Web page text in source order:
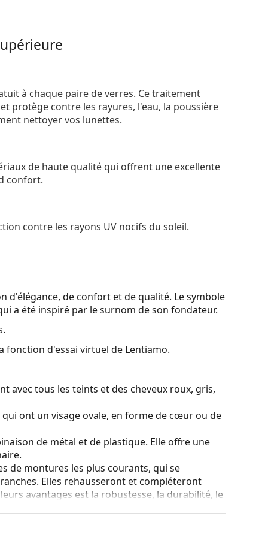
à chaque paire de verres. Ce traitement
protège contre les rayures, l'eau, la poussière
nettoyer vos lunettes.
de haute qualité qui offrent une excellente
confort.
contre les rayons UV nocifs du soleil.
d'élégance, de confort et de qualité. Le symbole
a été inspiré par le surnom de son fondateur.
fonction d'essai virtuel de Lentiamo.
avec tous les teints et des cheveux roux, gris,
ont un visage ovale, en forme de cœur ou de
de métal et de plastique. Elle offre une
de montures les plus courants, qui se
Elles rehausseront et compléteront
avantages est la robustesse, la durabilité, le
de plus grande puissance optique.
à plus de 90°, ce qui augmente le